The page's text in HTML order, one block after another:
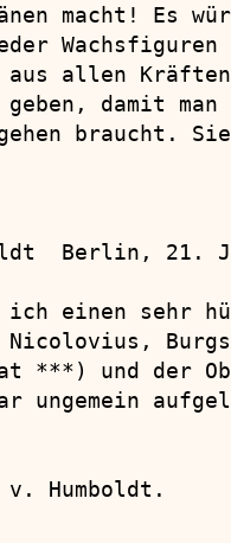
macht! Es
aus allen
damit
braucht.
Berlin, 21.
ich einen sehr
Nicolovius,
***) und der
ungemein
Humboldt.